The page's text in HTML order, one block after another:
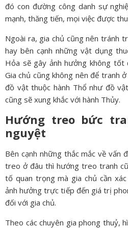
đó con đường công danh sự
mạnh, thăng tiến, mọi việc được
Ngoài ra, gia chủ cũng nên tránh
hay bên cạnh những vật dụng
Hỏa sẽ gây ảnh hưởng không tốt
Gia chủ cũng không nên để tranh
đồ vật thuộc hành Thổ như đồ
cũng sẽ xung khắc với hành Thủy.
Hướng treo bức
nguyệt
Bên cạnh những thắc mắc về vấn
treo ở đâu thì hướng treo tranh
tố quan trọng mà gia chủ cần
ảnh hưởng trực tiếp đến giá trị
đối với gia chủ.
Theo các chuyên gia phong thuỷ,